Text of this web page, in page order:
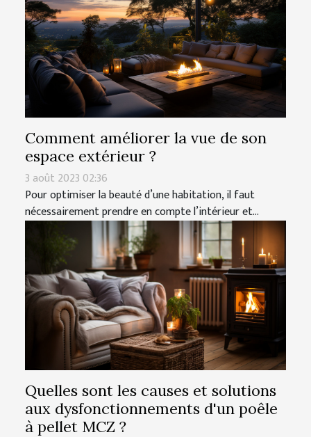
Comment améliorer la vue de son
espace extérieur ?
3 août 2023 02:36
Pour optimiser la beauté d’une habitation, il faut
nécessairement prendre en compte l’intérieur et...
Quelles sont les causes et solutions
aux dysfonctionnements d'un poêle
à pellet MCZ ?